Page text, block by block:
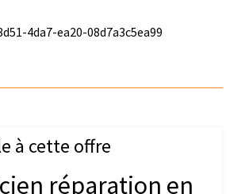
4da7-ea20-08d7a3c5ea99
à cette offre
réparation en